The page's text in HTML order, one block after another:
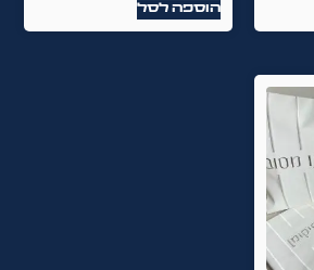
הוספה לסל